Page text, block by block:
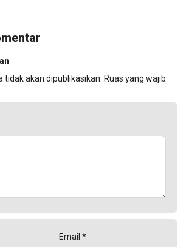
akan dipublikasikan. Ruas yang wajib
Email *